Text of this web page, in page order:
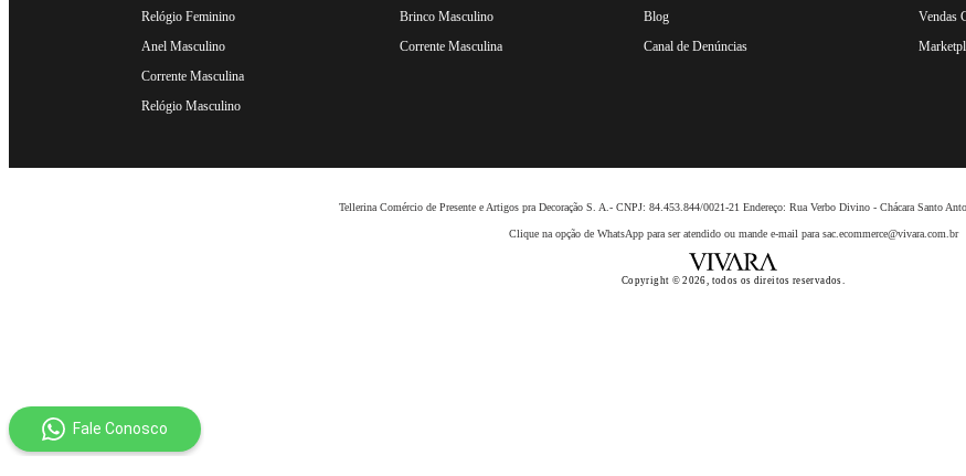
Relógio Feminino
Anel Masculino
Corrente Masculina
Relógio Masculino
Brinco Masculino
Corrente Masculina
Blog
Canal de Denúncias
Vendas
Tellerina Comércio de Presente e Artigos pra Decoração S. A.- CNPJ: 84.453.844/0021-21 Endereço: Rua Verbo Divino - Chácara Santo
Clique na opção de WhatsApp para ser atendido ou mande e-mail para sac.ecommerce@vivara.com.br
Copyright © 2026, todos os direitos reservados.